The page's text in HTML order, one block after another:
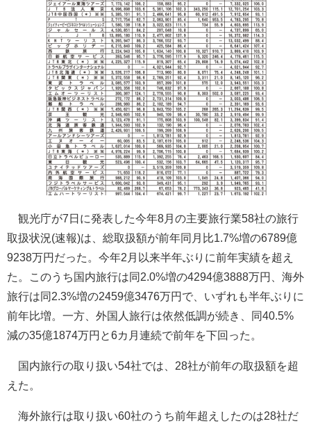
観光庁が7日に発表した今年8月の主要旅行業58社の旅行
取扱状況(速報)は、総取扱額が前年同月比1.7%増の6789億
9238万円だった。今年2月以来半年ぶりに前年実績を超え
た。このうち国内旅行は同2.0%増の4294億3888万円、海外
旅行は同2.3%増の2459億3476万円で、いずれも半年ぶりに
前年比増。一方、外国人旅行は依然低調が続き、同40.5%
減の35億1874万円と6カ月連続で前年を下回った。
国内旅行の取り扱い54社では、28社が前年の取扱額を超
えた。
海外旅行は取り扱い60社のうち前年超えしたのは28社だ